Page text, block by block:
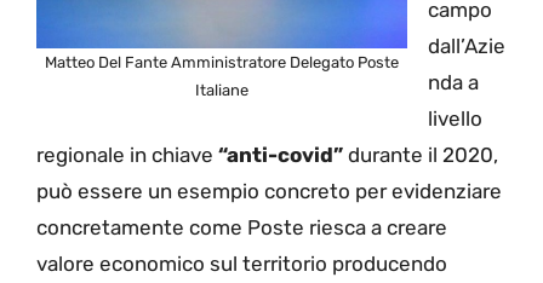
Matteo Del Fante Amministratore Delegato Poste
Italiane
campo
dall’Azie
nda a
livello
regionale in chiave “anti-covid” durante il 2020,
può essere un esempio concreto per evidenziare
concretamente come Poste riesca a creare
valore economico sul territorio producendo